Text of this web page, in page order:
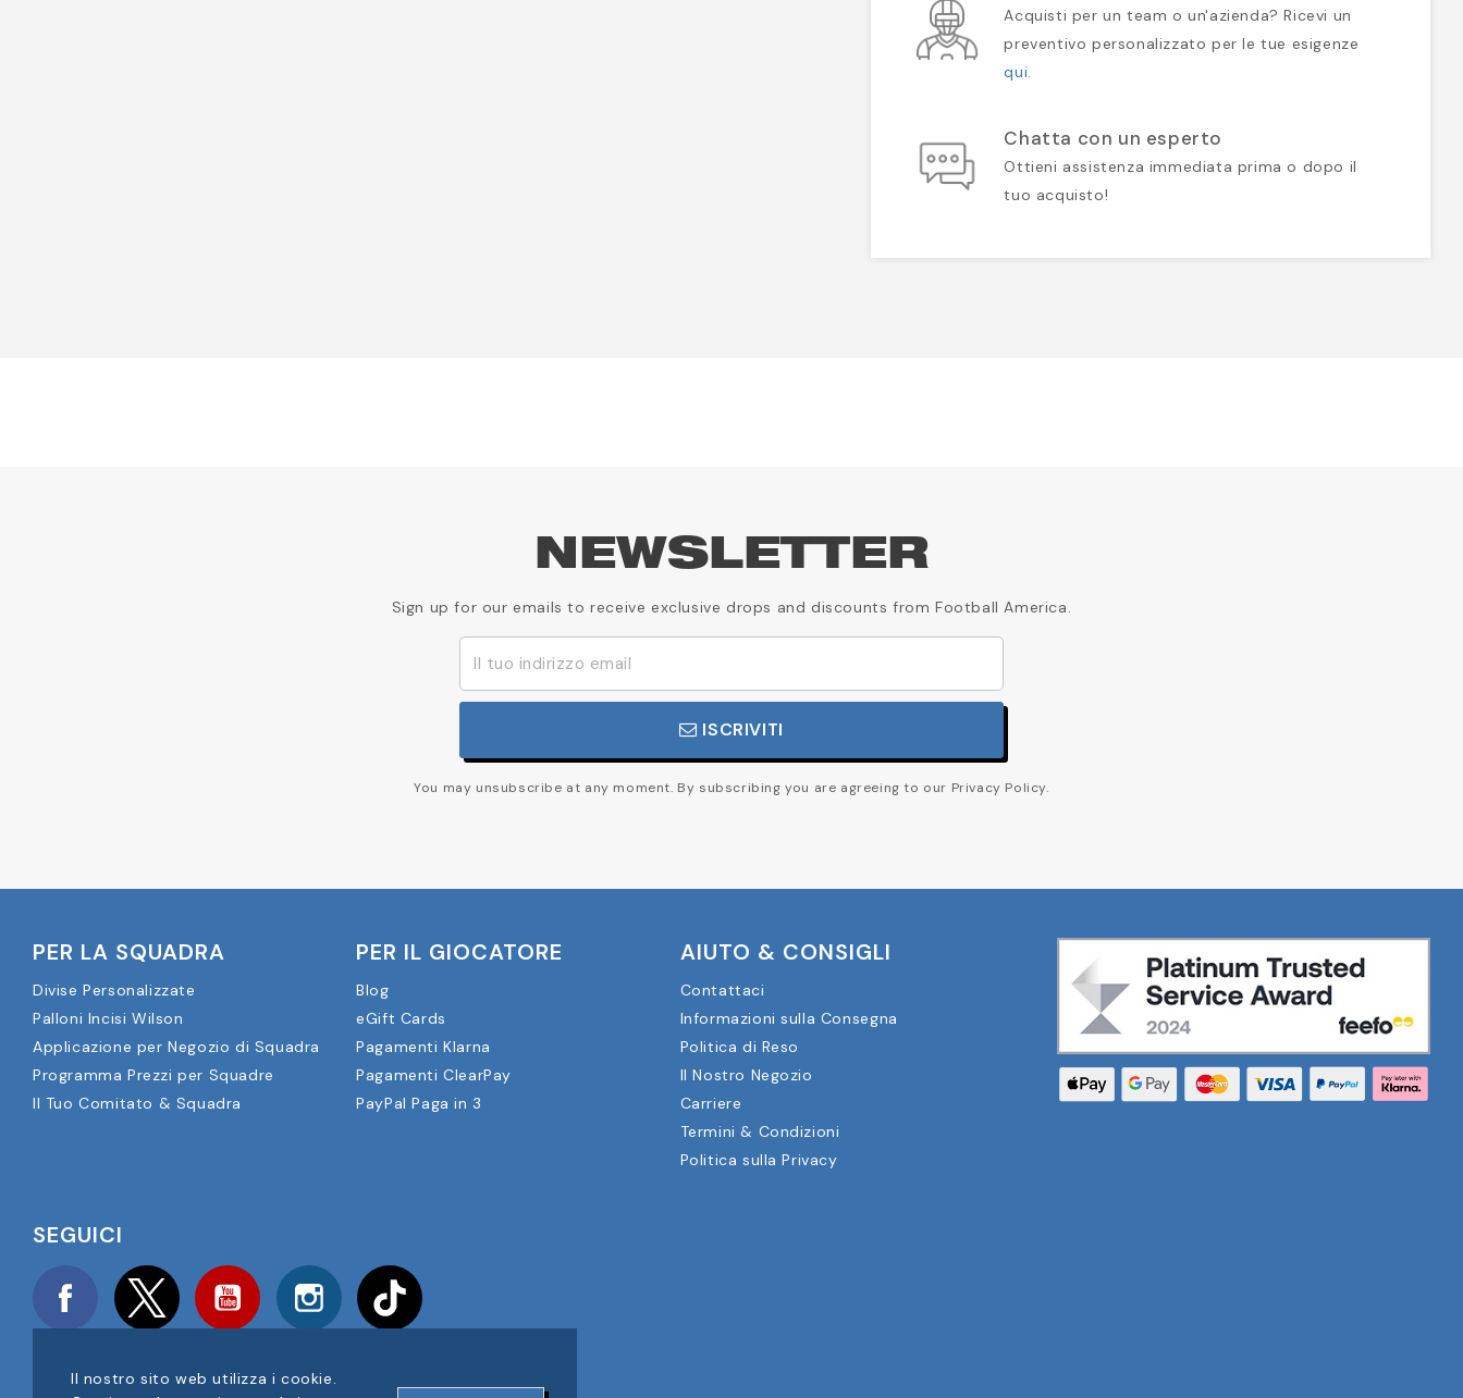
Acquisti per un team o un'azienda? Ricevi un
preventivo personalizzato per le tue esigenze
qui.
Chatta con un esperto
Ottieni assistenza immediata prima o dopo il
tuo acquisto!
NEWSLETTER
Sign up for our emails to receive exclusive drops and discounts from Football America.
ISCRIVITI
You may unsubscribe at any moment. By subscribing you are agreeing to our Privacy Policy.
PER LA SQUADRA
Divise Personalizzate
Palloni Incisi Wilson
Applicazione per Negozio di Squadra
Programma Prezzi per Squadre
Il Tuo Comitato & Squadra
PER IL GIOCATORE
Blog
eGift Cards
Pagamenti Klarna
Pagamenti ClearPay
PayPal Paga in 3
AIUTO & CONSIGLI
Contattaci
Informazioni sulla Consegna
Politica di Reso
Il Nostro Negozio
Carriere
Termini & Condizioni
Politica sulla Privacy
SEGUICI
Facebook Twitter YouTube Instagram
Il nostro sito web utilizza i cookie.